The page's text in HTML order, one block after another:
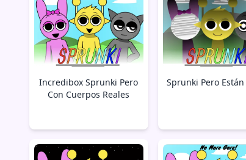
Incredibox Sprunki Pero
Con Cuerpos Reales
Sprunki Pero Están